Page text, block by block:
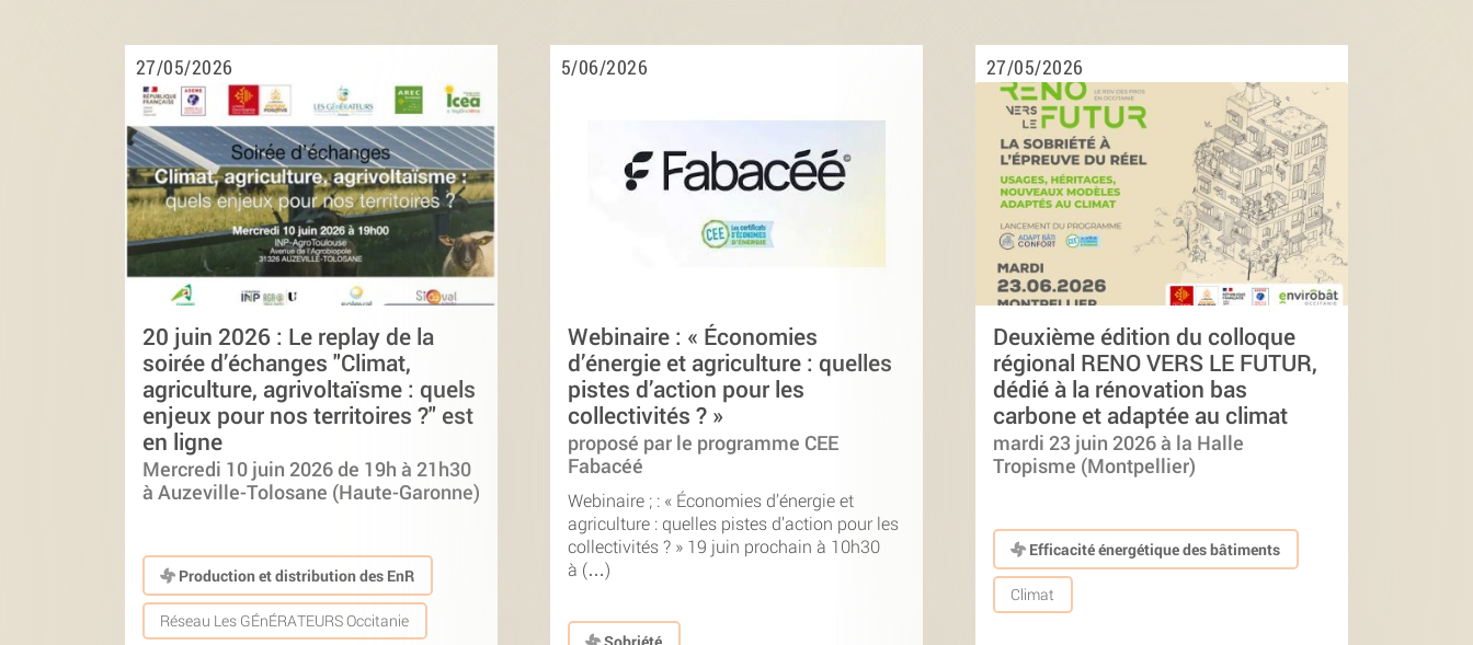
27/05/2026
20 juin 2026 : Le replay de la
soirée d’échanges "Climat,
agriculture, agrivoltaïsme : quels
enjeux pour nos territoires ?" est
en ligne
Mercredi 10 juin 2026 de 19h à 21h30
à Auzeville-Tolosane (Haute-Garonne)
Production et distribution des EnR
Réseau Les GÉnÉRATEURS Occitanie
5/06/2026
Webinaire : « Économies
d’énergie et agriculture : quelles
pistes d’action pour les
collectivités ? »
proposé par le programme CEE
Fabacéé
Webinaire ; : « Économies d’énergie et
agriculture : quelles pistes d’action pour les
collectivités ? » 19 juin prochain à 10h30
à (…)
27/05/2026
Deuxième édition du colloque
régional RENO VERS LE FUTUR,
dédié à la rénovation bas
carbone et adaptée au climat
mardi 23 juin 2026 à la Halle
Tropisme (Montpellier)
Efficacité énergétique des bâtiments
Climat